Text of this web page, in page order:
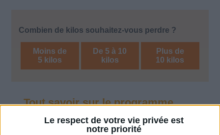
Le respect de votre vie privée est
notre priorité
Combien de kilos souhaitez-vous perdre ?
Moins de
5 kilos
De 5 à 10
kilos
Plus de
10 kilos
Tout savoir sur le programme
Voir tout
Découvrez tout ce qu'il faut savoir sur
la méthode Savoir Maigrir disponible en ligne